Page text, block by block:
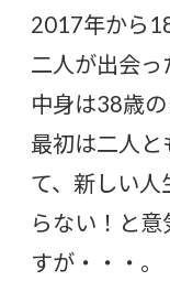
2017年から
二人が出会
中身は38歳の
最初は二人と
て、新しい人
らない！と
すが・・・。